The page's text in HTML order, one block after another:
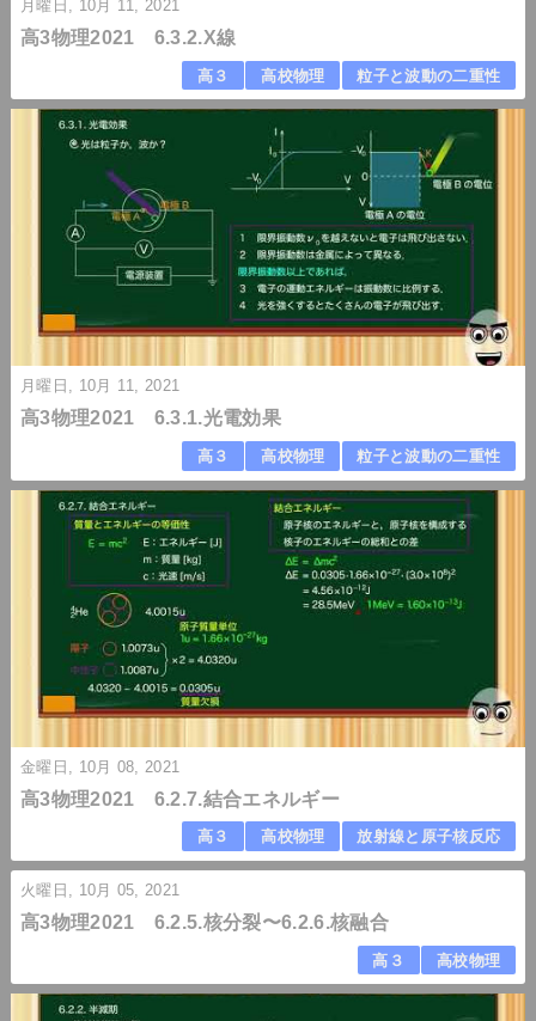
月曜日, 10月 11, 2021
高3物理2021 6.3.2.X線
高３ 高校物理 粒子と波動の二重性
月曜日, 10月 11, 2021
高3物理2021 6.3.1.光電効果
高３ 高校物理 粒子と波動の二重性
金曜日, 10月 08, 2021
高3物理2021 6.2.7.結合エネルギー
高３ 高校物理 放射線と原子核反応
火曜日, 10月 05, 2021
高3物理2021 6.2.5.核分裂〜6.2.6.核融合
高３ 高校物理